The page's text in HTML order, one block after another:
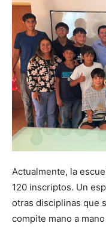
Actualmente, la
120 inscriptos. Un
otras disciplinas que
compite mano a